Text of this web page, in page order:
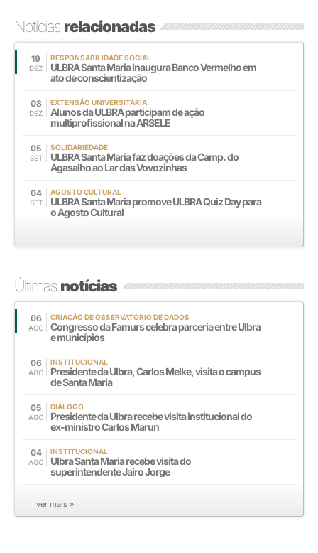
Notíciasrelacionadas
19
DEZ
RESPONSABILIDADE SOCIAL
ULBRA Santa Maria inaugura Banco Vermelho em
ato de conscientização
08
DEZ
EXTENSÃO UNIVERSITÁRIA
Alunos da ULBRA participam de ação
multiprofissional na ARSELE
05
SET
SOLIDARIEDADE
ULBRA Santa Maria faz doações da Camp. do
Agasalho ao Lar das Vovozinhas
04
SET
AGOSTO CULTURAL
ULBRA Santa Maria promove ULBRA Quiz Day para
o Agosto Cultural
Últimasnotícias
06
AGO
CRIAÇÃO DE OBSERVATÓRIO DE DADOS
Congresso da Famurs celebra parceria entre Ulbra
e municípios
06
AGO
INSTITUCIONAL
Presidente da Ulbra, Carlos Melke, visita o campus
de Santa Maria
05
AGO
DIÁLOGO
Presidente da Ulbra recebe visita institucional do
ex-ministro Carlos Marun
04
AGO
INSTITUCIONAL
Ulbra Santa Maria recebe visita do
superintendente Jairo Jorge
ver mais »